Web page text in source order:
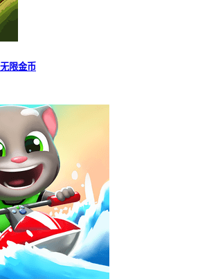
限金币